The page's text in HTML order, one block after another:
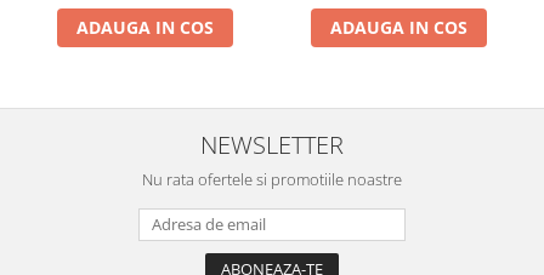
Suflante si aspiratoare exterior
Unelte manuale de gradina -
Folie si plase pt plante
Masini de maturat manuale
ADAUGA IN COS ADAUGA IN COS
NEWSLETTER
Nu rata ofertele si promotiile noastre